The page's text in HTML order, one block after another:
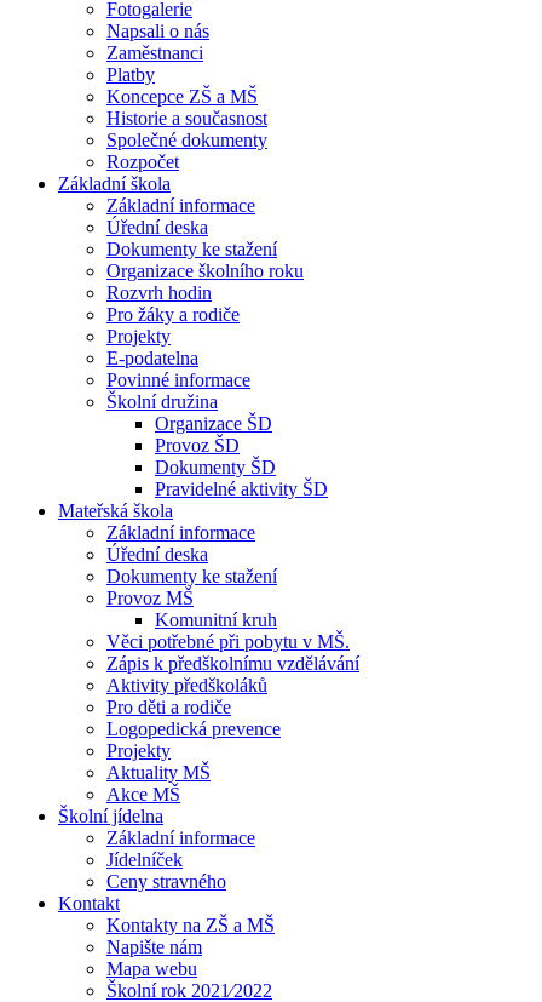
Fotogalerie
Napsali o nás
Zaměstnanci
Platby
Koncepce ZŠ a MŠ
Historie a současnost
Společné dokumenty
Rozpočet
Základní škola
Základní informace
Úřední deska
Dokumenty ke stažení
Organizace školního roku
Rozvrh hodin
Pro žáky a rodiče
Projekty
E-podatelna
Povinné informace
Školní družina
Organizace ŠD
Provoz ŠD
Dokumenty ŠD
Pravidelné aktivity ŠD
Mateřská škola
Základní informace
Úřední deska
Dokumenty ke stažení
Provoz MŠ
Komunitní kruh
Věci potřebné při pobytu v MŠ.
Zápis k předškolnímu vzdělávání
Aktivity předškoláků
Pro děti a rodiče
Logopedická prevence
Projekty
Aktuality MŠ
Akce MŠ
Školní jídelna
Základní informace
Jídelníček
Ceny stravného
Kontakt
Kontakty na ZŠ a MŠ
Napište nám
Mapa webu
Školní rok 2021⁄2022